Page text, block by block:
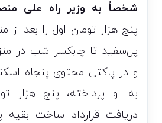
شخصاً به وزیر راه علی
پنج هزار تومان اول را بعد
پل‌سفید تا چابکسر شب در
و در پاکتی محتوی پنجاه
به او پرداخته، پنج هزار
دریافت قرارداد ساخت بقیه